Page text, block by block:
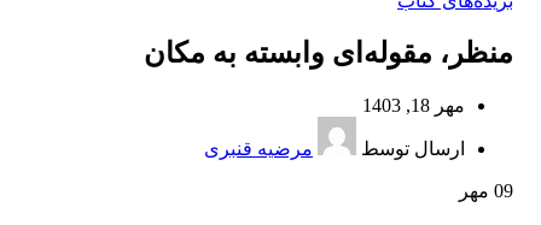
منظر، مقوله‌ای وابسته به مكان
مهر 18, 1403
ارسال توسط مرضیه قنبری
09 مهر